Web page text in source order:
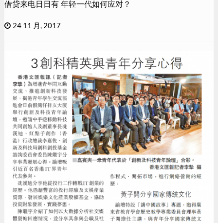
借贷来电日日有 年轻一代如何应对？
24 11 月, 2017